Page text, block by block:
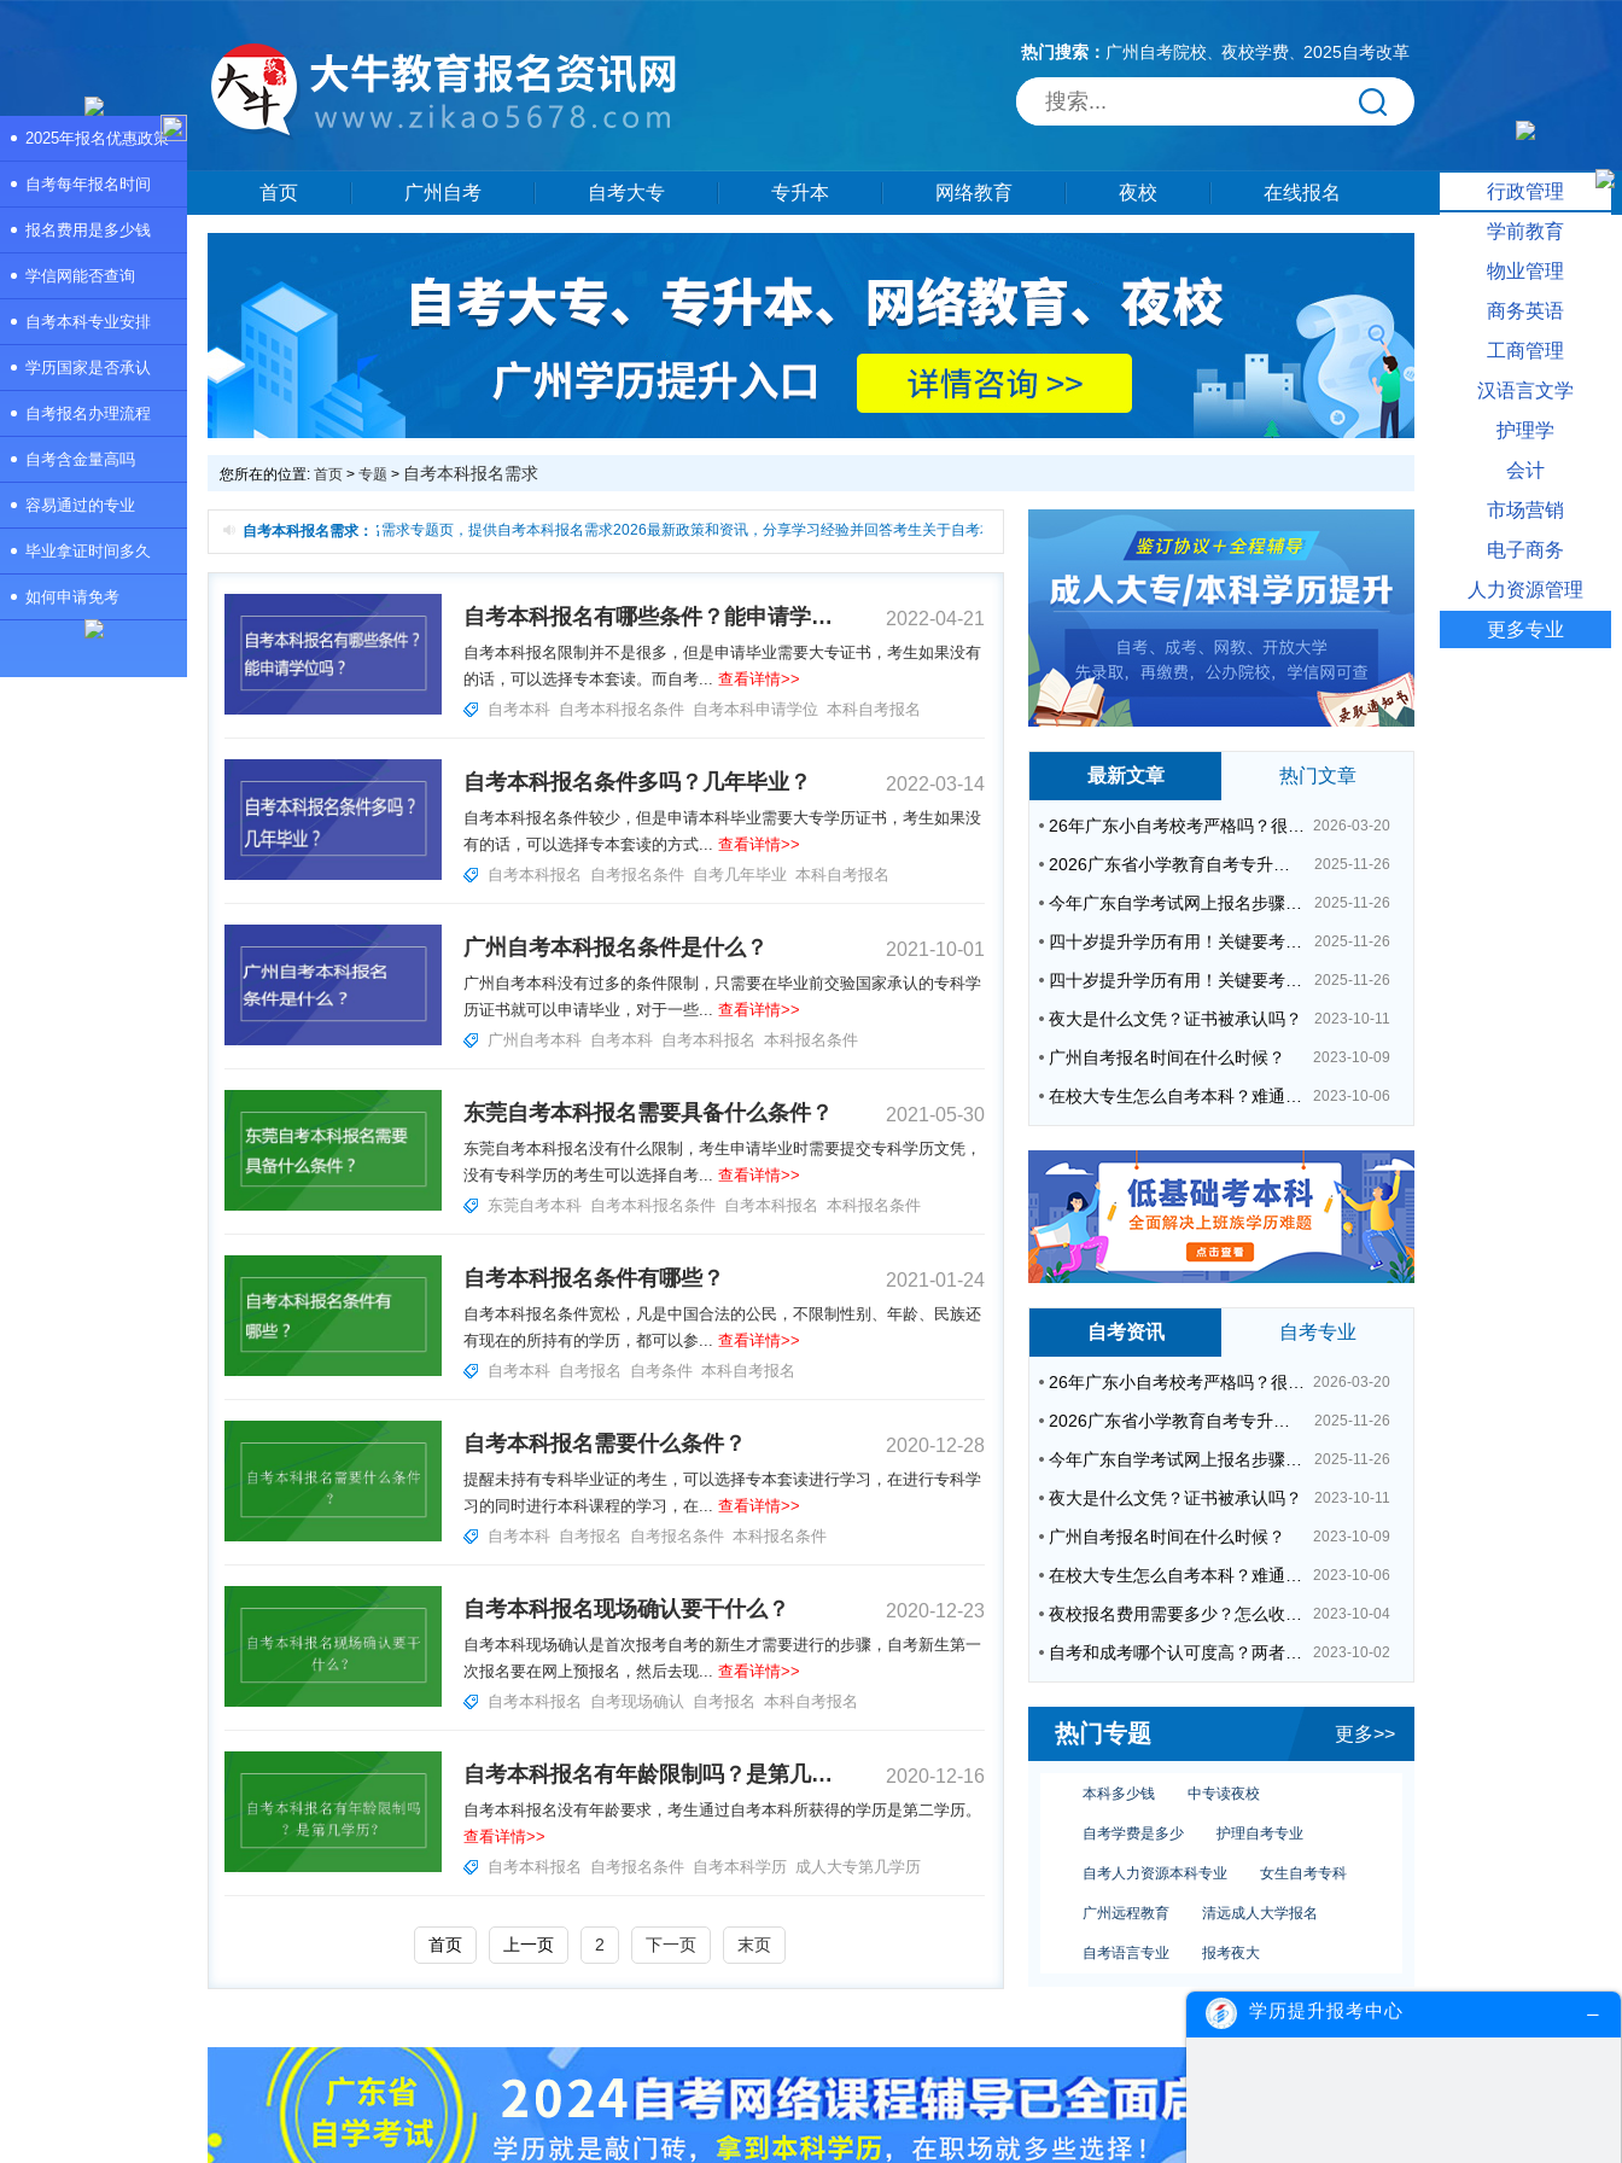
热门搜索： 广州自考院校、 夜校学费、 2025自考改革
首页 广州自考 自考大专 专升本 网络教育 夜校 在线报名
您所在的位置: 首页 > 专题 > 自考本科报名需求
最新文章 热门文章
26年广东小自考校考严格吗？很简单吗？ 2026-03-20
2026广东省小学教育自考专升本考试科目（+指引） 2025-11-26
今年广东自学考试网上报名步骤（全） 2025-11-26
四十岁提升学历有用！关键要考哪种？这种最快最实用！ 2025-11-26
四十岁提升学历有用！关键要考哪种？这种最快最实用！ 2025-11-26
夜大是什么文凭？证书被承认吗？ 2023-10-11
广州自考报名时间在什么时候？ 2023-10-09
在校大专生怎么自考本科？难通过吗？ 2023-10-06
自考资讯 自考专业
26年广东小自考校考严格吗？很简单吗？ 2026-03-20
2026广东省小学教育自考专升本考试科目（+指引） 2025-11-26
今年广东自学考试网上报名步骤（全） 2025-11-26
夜大是什么文凭？证书被承认吗？ 2023-10-11
广州自考报名时间在什么时候？ 2023-10-09
在校大专生怎么自考本科？难通过吗？ 2023-10-06
夜校报名费用需要多少？怎么收费的？ 2023-10-04
自考和成考哪个认可度高？两者区别在哪？ 2023-10-02
热门专题 更多>>
广东医科大学 报考大专条件
自考环境设计专业 自考统一招生时间
广东医科大学
自考本科毕业证书
自考统一招生时间
自考本科报名需求：
本频道是自考本科报名需求专题页，提供自考本科报名需求2026最新政策和资讯，分享学习经验并回答考生关于自考本科报名需求热门问题，还有更多自考本科报名需求相关信息供大家参考。
自考本科报名有哪些条件？能申请学位吗？ 2022-04-21
自考本科报名限制并不是很多，但是申请毕业需要大专证书，考生如果没有
的话，可以选择专本套读。而自考... 查看详情>>
自考本科 自考本科报名条件 自考本科申请学位 本科自考报名
自考本科报名条件多吗？几年毕业？ 2022-03-14
自考本科报名条件较少，但是申请本科毕业需要大专学历证书，考生如果没
有的话，可以选择专本套读的方式... 查看详情>>
自考本科报名
自考报名条件 自考几年毕业 本科自考报名
广州自考本科报名条件是什么？ 2021-10-01
广州自考本科没有过多的条件限制，只需要在毕业前交验国家承认的专科学
历证书就可以申请毕业，对于一些... 查看详情>>
广州自考本科 自考本科 自考本科报名 本科报名条件
东莞自考本科报名需要具备什么条件？ 2021-05-30
东莞自考本科报名没有什么限制，考生申请毕业时需要提交专科学历文凭，
没有专科学历的考生可以选择自考... 查看详情>>
东莞自考本科 自考本科报名条件 自考本科报名 本科报名条件
自考本科报名条件有哪些？ 2021-01-24
自考本科报名条件宽松，凡是中国合法的公民，不限制性别、年龄、民族还
有现在的所持有的学历，都可以参... 查看详情>>
自考本科 自考报名 自考条件 本科自考报名
自考本科报名需要什么条件？ 2020-12-28
提醒未持有专科毕业证的考生，可以选择专本套读进行学习，在进行专科学
习的同时进行本科课程的学习，在... 查看详情>>
自考本科 自考报名 自考报名条件 本科报名条件
自考本科报名现场确认要干什么？ 2020-12-23
自考本科现场确认是首次报考自考的新生才需要进行的步骤，自考新生第一
次报名要在网上预报名，然后去现... 查看详情>>
自考本科报名
自考现场确认 自考报名 本科自考报名
自考本科报名有年龄限制吗？是第几学历？ 2020-12-16
自考本科报名没有年龄要求，考生通过自考本科所获得的学历是第二学历。
查看详情>>
自考本科报名
自考报名条件 自考本科学历 成人大专第几学历
首页 上一页 2 下一页 末页
2025年报名优惠政策
自考每年报名时间
报名费用是多少钱
学信网能否查询
自考本科专业安排
学历国家是否承认
自考报名办理流程
自考含金量高吗
容易通过的专业
毕业拿证时间多久
如何申请免考
行政管理
学前教育
物业管理
商务英语
工商管理
汉语言文学
护理学
会计
市场营销
电子商务
人力资源管理
更多专业
学历提升报考中心